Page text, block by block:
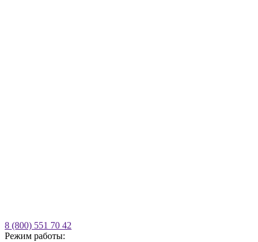
8 (800) 551 70 42
Режим работы: